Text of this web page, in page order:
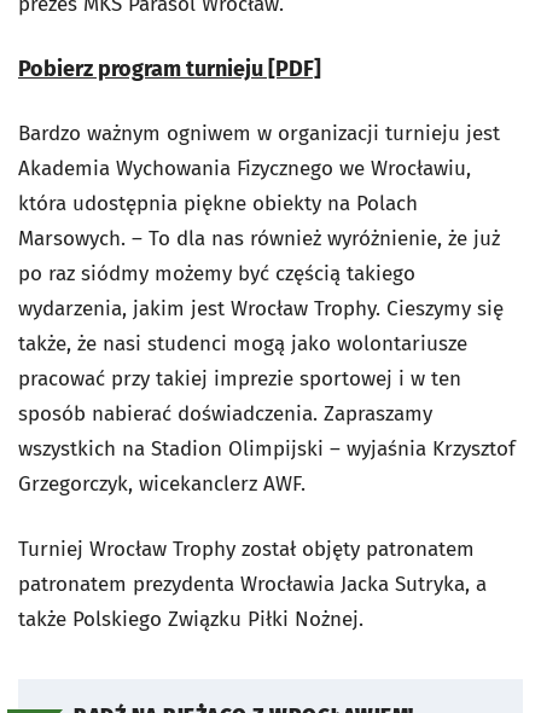
Pobierz program turnieju [PDF]
Bardzo ważnym ogniwem w organizacji turnieju jest
Akademia Wychowania Fizycznego we Wrocławiu,
która udostępnia piękne obiekty na Polach
Marsowych. – To dla nas również wyróżnienie, że już
po raz siódmy możemy być częścią takiego
wydarzenia, jakim jest Wrocław Trophy. Cieszymy się
także, że nasi studenci mogą jako wolontariusze
pracować przy takiej imprezie sportowej i w ten
sposób nabierać doświadczenia. Zapraszamy
wszystkich na Stadion Olimpijski – wyjaśnia Krzysztof
Grzegorczyk, wicekanclerz AWF.
Turniej Wrocław Trophy został objęty patronatem
patronatem prezydenta Wrocławia Jacka Sutryka, a
także Polskiego Związku Piłki Nożnej.